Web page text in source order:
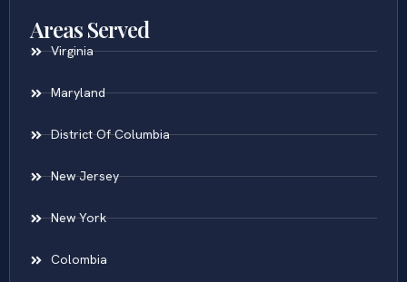
Areas Served
Virginia
Maryland
District Of Columbia
New Jersey
New York
Colombia